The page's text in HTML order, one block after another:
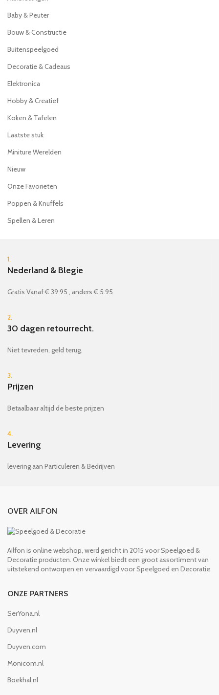
Baby & Peuter
Bouw & Constructie
Buitenspeelgoed
Decoratie & Cadeaus
Elektronica
Hobby & Creatief
Koken & Tafelen
Laatste stuk
Miniture Werelden
Nieuw
Onze Favorieten
Poppen & Knuffels
Spellen & Leren
1.
Nederland & Blegie
Gratis Vanaf € 39.95 , anders € 5.95
2.
30 dagen retourrecht.
Niet tevreden, geld terug.
3.
Prijzen
Betaalbaar altijd de beste prijzen
4.
Levering
levering aan Particuleren & Bedrijven
OVER AILFON
Ailfon is online webshop, werd gericht in 2015 voor Speelgoed &
Decoratie producten. Onze winkel biedt een groot assortiment van
uitstekend ontworpen en vervaardigd voor Speelgoed en Decoratie.
ONZE PARTNERS
SerYona.nl
Duyven.nl
Duyven.com
Monicom.nl
Boekhal.nl